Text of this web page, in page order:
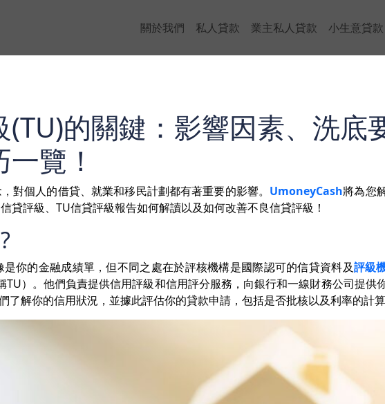
關於我們 私人貸款 業主私人貸款 小生意貸款
的關鍵：影響因素、洗底
覽！
對個人的借貸、就業和移民計劃都有著重要的影響。 UmoneyCash將為您
貸評級、TU信貸評級報告如何解讀以及如何改善不良信貸評級！
你的金融成績單，但不同之處在於評核機構是國際認可的信貸資料及評級
TU）。他們負責提供信用評級和信用評分服務，向銀行和一線財務公司提供
解你的信用狀況，並據此評估你的貸款申請，包括是否批核以及利率的計算